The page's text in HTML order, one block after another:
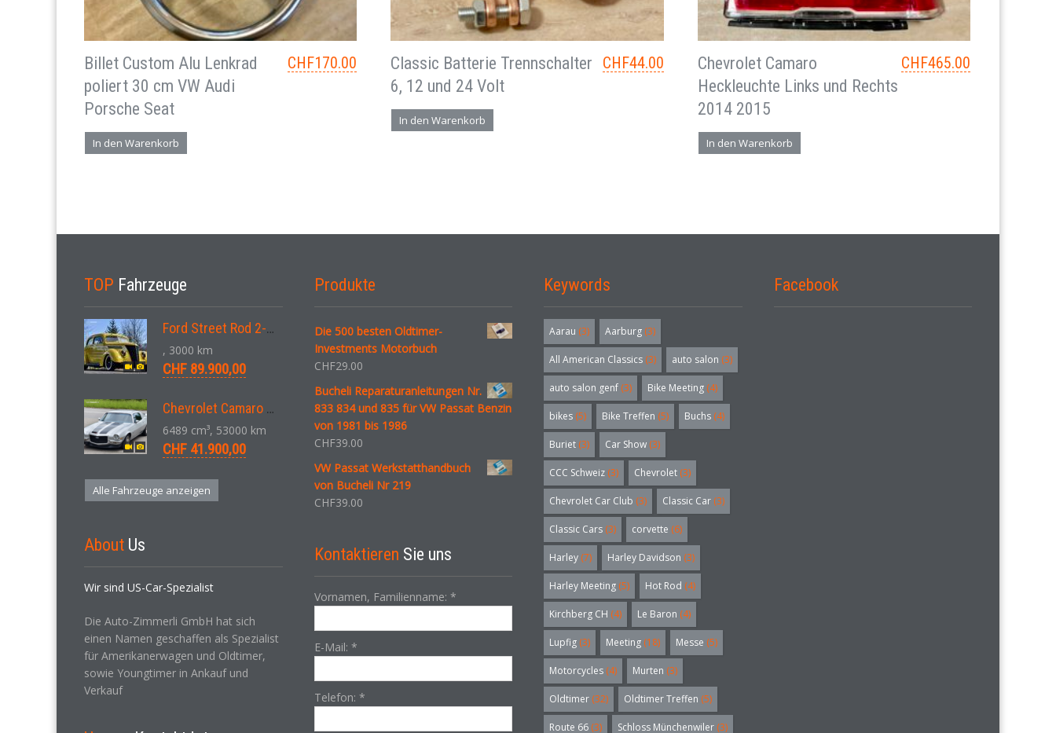
CHF170.00
Billet Custom Alu Lenkrad
poliert 30 cm VW Audi
Porsche Seat
In den Warenkorb
CHF44.00
Classic Batterie Trennschalter
6, 12 und 24 Volt
In den Warenkorb
CHF465.00
Chevrolet Camaro
Heckleuchte Links und Rechts
2014 2015
In den Warenkorb
TOP Fahrzeuge
Ford Street Rod 2-Door V8 Aut. 1937
, 3000 km
CHF 89.900,00
Chevrolet Camaro SS 396 LS3 Coupe Aut. 1971
6489 cm³, 53000 km
CHF 41.900,00
Alle Fahrzeuge anzeigen
About Us
Wir sind US-Car-Spezialist
Die Auto-Zimmerli GmbH hat sich
einen Namen geschaffen als Spezialist
für Amerikanerwagen und Oldtimer,
sowie Youngtimer in Ankauf und
Verkauf
Produkte
Die 500 besten Oldtimer-
Investments Motorbuch
CHF29.00
Bucheli Reparaturanleitungen Nr.
833 834 und 835 für VW Passat Benzin
von 1981 bis 1986
CHF39.00
VW Passat Werkstatthandbuch
von Bucheli Nr 219
CHF39.00
Kontaktieren Sie uns
Vornamen, Familienname: *
E-Mail: *
Telefon: *
Keywords
Aarau (3) Aarburg (3)
All American Classics (3) auto salon (3)
auto salon genf (3) Bike Meeting (4)
bikes (5) Bike Treffen (5) Buchs (4)
Buriet (3) Car Show (3)
CCC Schweiz (3) Chevrolet (3)
Chevrolet Car Club (3) Classic Car (3)
Classic Cars (3) corvette (6)
Harley (7) Harley Davidson (3)
Harley Meeting (5) Hot Rod (4)
Kirchberg CH (4) Le Baron (4)
Lupfig (3) Meeting (18) Messe (5)
Motorcycles (4) Murten (3)
Oldtimer (32) Oldtimer Treffen (5)
Route 66 (3) Schloss Münchenwiler (3)
Facebook